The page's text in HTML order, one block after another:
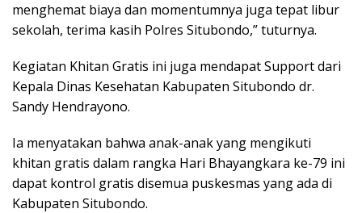
menghemat biaya dan momentumnya juga tepat libur
sekolah, terima kasih Polres Situbondo,” tuturnya.
Kegiatan Khitan Gratis ini juga mendapat Support dari
Kepala Dinas Kesehatan Kabupaten Situbondo dr.
Sandy Hendrayono.
Ia menyatakan bahwa anak-anak yang mengikuti
khitan gratis dalam rangka Hari Bhayangkara ke-79 ini
dapat kontrol gratis disemua puskesmas yang ada di
Kabupaten Situbondo.